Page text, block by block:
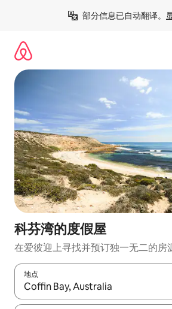
部分信息已自动翻译。
科芬湾的度假屋
在爱彼迎上寻找并预订独一无二的房
地点
如有搜索结果，请使用上下方向键查看